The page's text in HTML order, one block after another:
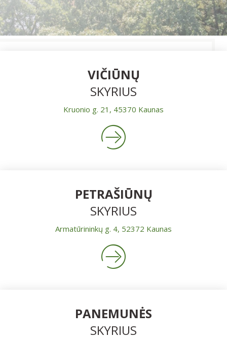
VIČIŪNŲ
SKYRIUS
Kruonio g. 21, 45370 Kaunas
PETRAŠIŪNŲ
SKYRIUS
Armatūrininkų g. 4, 52372 Kaunas
PANEMUNĖS
SKYRIUS